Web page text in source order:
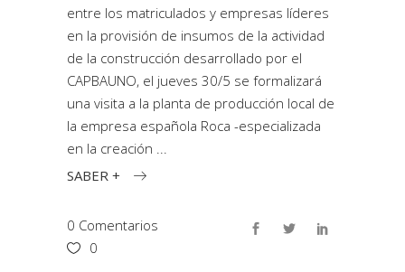
entre los matriculados y empresas líderes
en la provisión de insumos de la actividad
de la construcción desarrollado por el
CAPBAUNO, el jueves 30/5 se formalizará
una visita a la planta de producción local de
la empresa española Roca -especializada
en la creación
SABER +
0 Comentarios
0